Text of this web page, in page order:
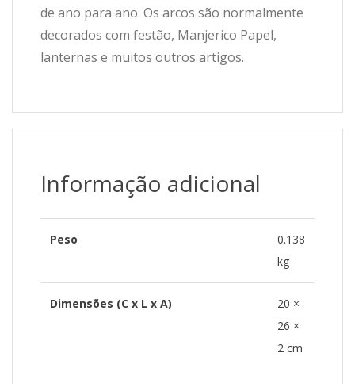
de ano para ano. Os arcos são normalmente
decorados com festão, Manjerico Papel,
lanternas e muitos outros artigos.
Informação adicional
Peso
0.138
kg
Dimensões (C x L x A)
20 ×
26 ×
2 cm